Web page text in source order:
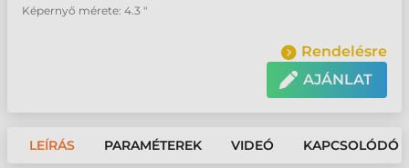
Képernyő mérete: 4.3 "
Rendelésre
AJÁNLAT
LEÍRÁS PARAMÉTEREK VIDEÓ KAPCSOLÓDÓ